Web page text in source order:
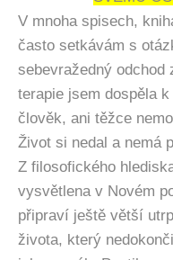
V mnoha spisech,
často setkávám s
sebevražedný
terapie jsem dospěla
člověk, ani těžce
Život si nedal a nemá
Z filosofického
vysvětlena v Novém
připraví ještě větší
života, který